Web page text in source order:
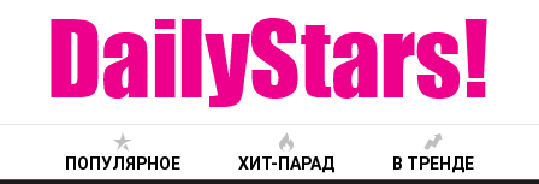
ПОПУЛЯРНОЕ ХИТ-ПАРАД В ТРЕНДЕ